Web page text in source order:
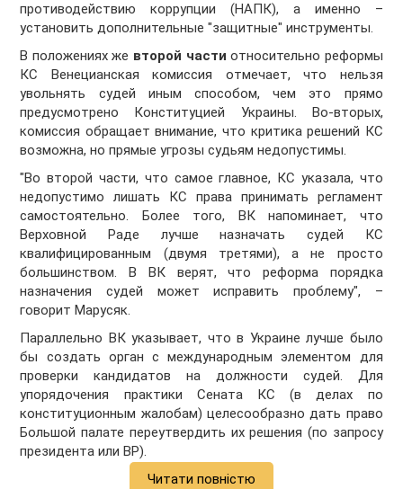
противодействию коррупции (НАПК), а именно –
установить дополнительные "защитные" инструменты.
В положениях же второй части относительно реформы
КС Венецианская комиссия отмечает, что нельзя
увольнять судей иным способом, чем это прямо
предусмотрено Конституцией Украины. Во-вторых,
комиссия обращает внимание, что критика решений КС
возможна, но прямые угрозы судьям недопустимы.
"Во второй части, что самое главное, КС указала, что
недопустимо лишать КС права принимать регламент
самостоятельно. Более того, ВК напоминает, что
Верховной Раде лучше назначать судей КС
квалифицированным (двумя третями), а не просто
большинством. В ВК верят, что реформа порядка
назначения судей может исправить проблему", –
говорит Марусяк.
Параллельно ВК указывает, что в Украине лучше было
бы создать орган с международным элементом для
проверки кандидатов на должности судей. Для
упорядочения практики Сената КС (в делах по
конституционным жалобам) целесообразно дать право
Большой палате переутвердить их решения (по запросу
президента или ВР).
Читати повністю